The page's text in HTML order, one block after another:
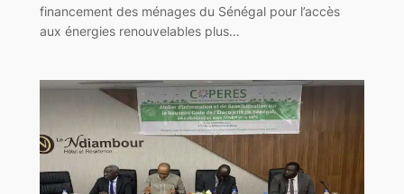
financement des ménages du Sénégal pour l’accès
aux énergies renouvelables plus…